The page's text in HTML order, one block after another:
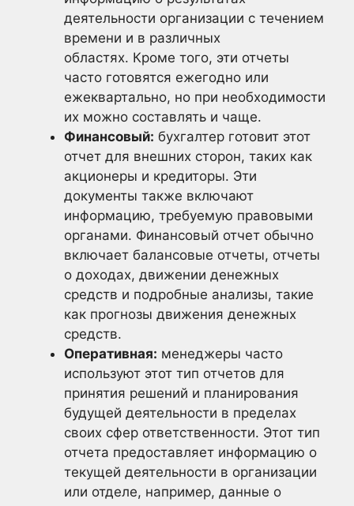
деятельности организации с течением
времени и в различных
областях. Кроме того, эти отчеты
часто готовятся ежегодно или
ежеквартально, но при необходимости
их можно составлять и чаще.
Финансовый: бухгалтер готовит этот
отчет для внешних сторон, таких как
акционеры и кредиторы. Эти
документы также включают
информацию, требуемую правовыми
органами. Финансовый отчет обычно
включает балансовые отчеты, отчеты
о доходах, движении денежных
средств и подробные анализы, такие
как прогнозы движения денежных
средств.
Оперативная: менеджеры часто
используют этот тип отчетов для
принятия решений и планирования
будущей деятельности в пределах
своих сфер ответственности. Этот тип
отчета предоставляет информацию о
текущей деятельности в организации
или отделе, например, данные о